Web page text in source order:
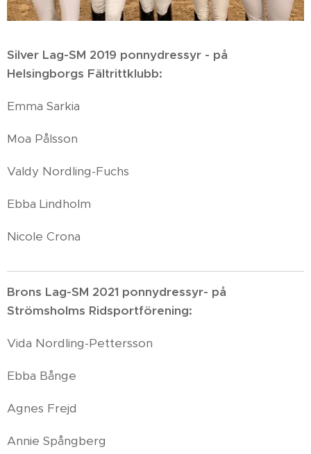
Silver Lag-SM 2019 ponnydressyr - på
Helsingborgs Fältrittklubb:
Emma Sarkia
Moa Pålsson
Valdy Nordling-Fuchs
Ebba Lindholm
Nicole Crona
Brons Lag-SM 2021 ponnydressyr- på
Strömsholms Ridsportförening:
Vida Nordling-Pettersson
Ebba Bånge
Agnes Frejd
Annie Spångberg